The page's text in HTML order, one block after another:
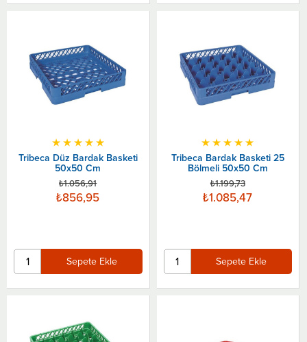
Tribeca Düz Bardak Basketi
50x50 Cm
★★★★★
₺856,95
₺1.056,91
Sepete Ekle
Tribeca Bardak Basketi 25
Bölmeli 50x50 Cm
★★★★★
₺1.085,47
₺1.199,73
Sepete Ekle